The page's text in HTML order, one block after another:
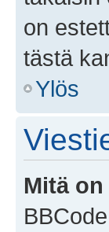
on
tästä
Ylös
Mitä